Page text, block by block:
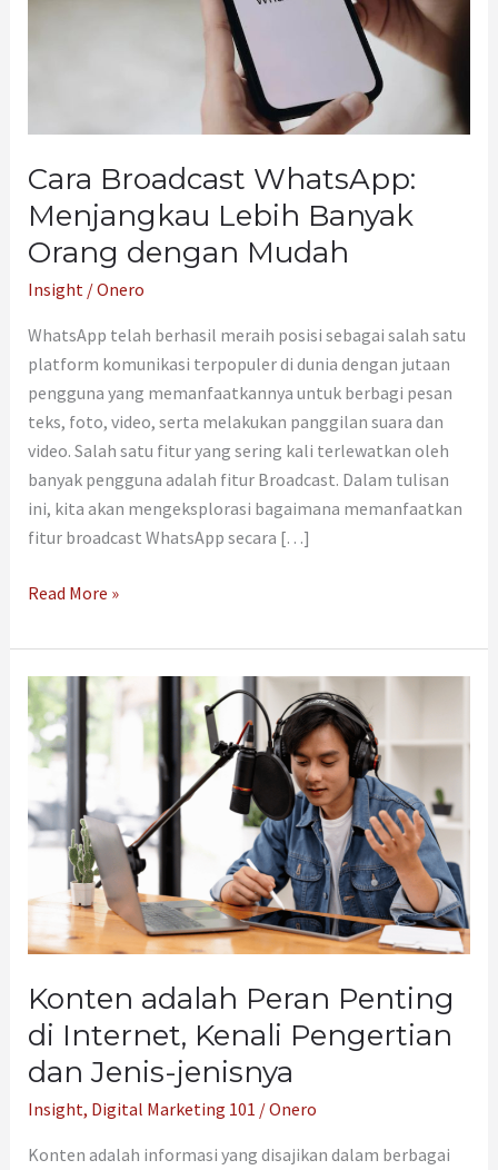
Cara Broadcast WhatsApp:
Menjangkau Lebih Banyak
Orang dengan Mudah
Insight/Onero
WhatsApp telah berhasil meraih posisi sebagai salah satu
platform komunikasi terpopuler di dunia dengan jutaan
pengguna yang memanfaatkannya untuk berbagi pesan
teks, foto, video, serta melakukan panggilan suara dan
video. Salah satu fitur yang sering kali terlewatkan oleh
banyak pengguna adalah fitur Broadcast. Dalam tulisan
ini, kita akan mengeksplorasi bagaimana memanfaatkan
fitur broadcast WhatsApp secara […]
Read More »
Konten adalah Peran Penting
di Internet, Kenali Pengertian
dan Jenis-jenisnya
Insight, Digital Marketing 101 /Onero
Konten adalah informasi yang disajikan dalam berbagai
Konten
adalah
Peran
Penting
di
Internet,
Kenali
Pengertian
Jenis-